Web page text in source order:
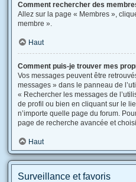
Comment rechercher des
Allez sur la page « Membres »,
membre ».
Haut
Comment puis-je trouver mes
Vos messages peuvent être
messages » dans le panneau de
« Rechercher les messages de
de profil ou bien en cliquant sur le
n’importe quelle page du forum.
page de recherche avancée et
Haut
Surveillance et favoris